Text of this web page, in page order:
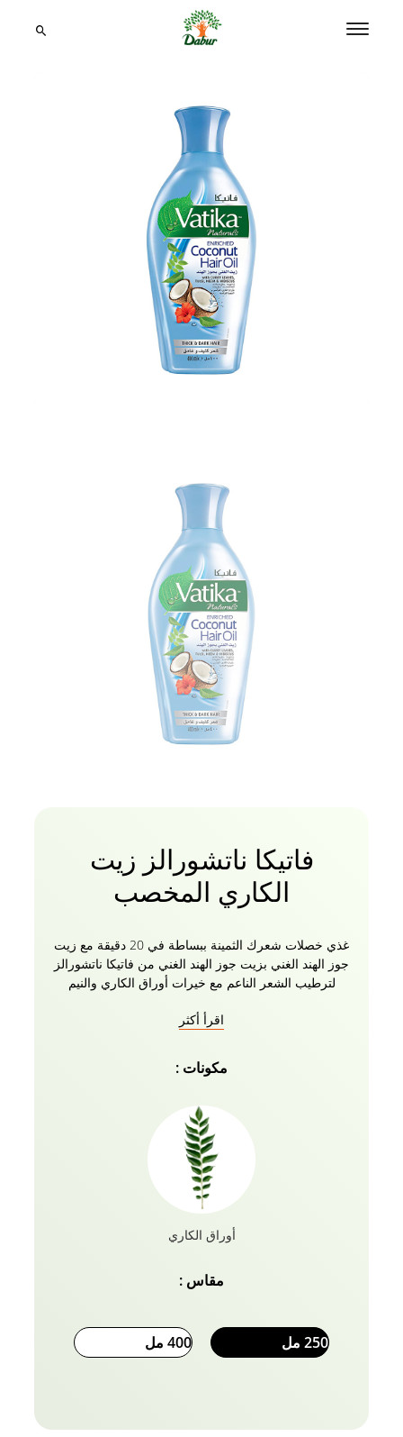
فاتيكا ناتشورالز زيت
الكاري المخصب
غذي خصلات شعرك الثمينة ببساطة في 20 دقيقة مع زيت
جوز الهند الغني بزيت جوز الهند الغني من فاتيكا ناتشورالز
لترطيب الشعر الناعم مع خيرات أوراق الكاري والنيم
الطبيعية مثل مستخلص أوراق الكاري تجعل شعرك أكثر
وتمنع حكة فروة الرأس. توصي فاتيكا بشدة بالزيت للشعر
الكثيف والضعيف وسوء التغذية لدى الرجال والنساء مما
والكبريتات والسيليكون. قوي شعرك من الجذور إلى
الأطراف مع زيت جوز الهند الغني بزيت جوز الهند الغني
من فاتيكا ناتشورالز مع جميع أوراق الأعشاب.
اقرأ أكثر
مكونات :
أوراق الكاري
مقاس :
250 مل 400 مل